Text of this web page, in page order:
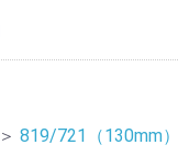
＞ 819/721（130mm